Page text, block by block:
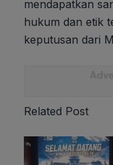
mendapatkan
hukum dan etik
keputusan dari
Related Post